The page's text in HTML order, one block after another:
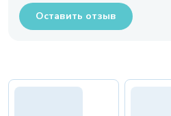
Оставить отзыв